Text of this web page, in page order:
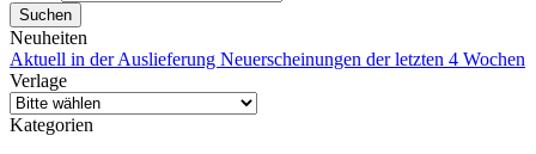
Neuheiten
Aktuell in der Auslieferung Neuerscheinungen der letzten 4 Wochen
Verlage
Kategorien